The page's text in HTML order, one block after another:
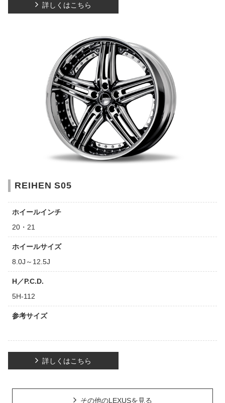
詳しくはこちら
REIHEN S05
ホイールインチ
20・21
ホイールサイズ
8.0J～12.5J
H／P.C.D.
5H-112
参考サイズ
詳しくはこちら
その他のLEXUSを見る